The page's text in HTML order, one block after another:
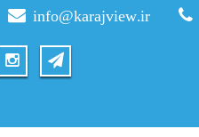
info@karajview.ir